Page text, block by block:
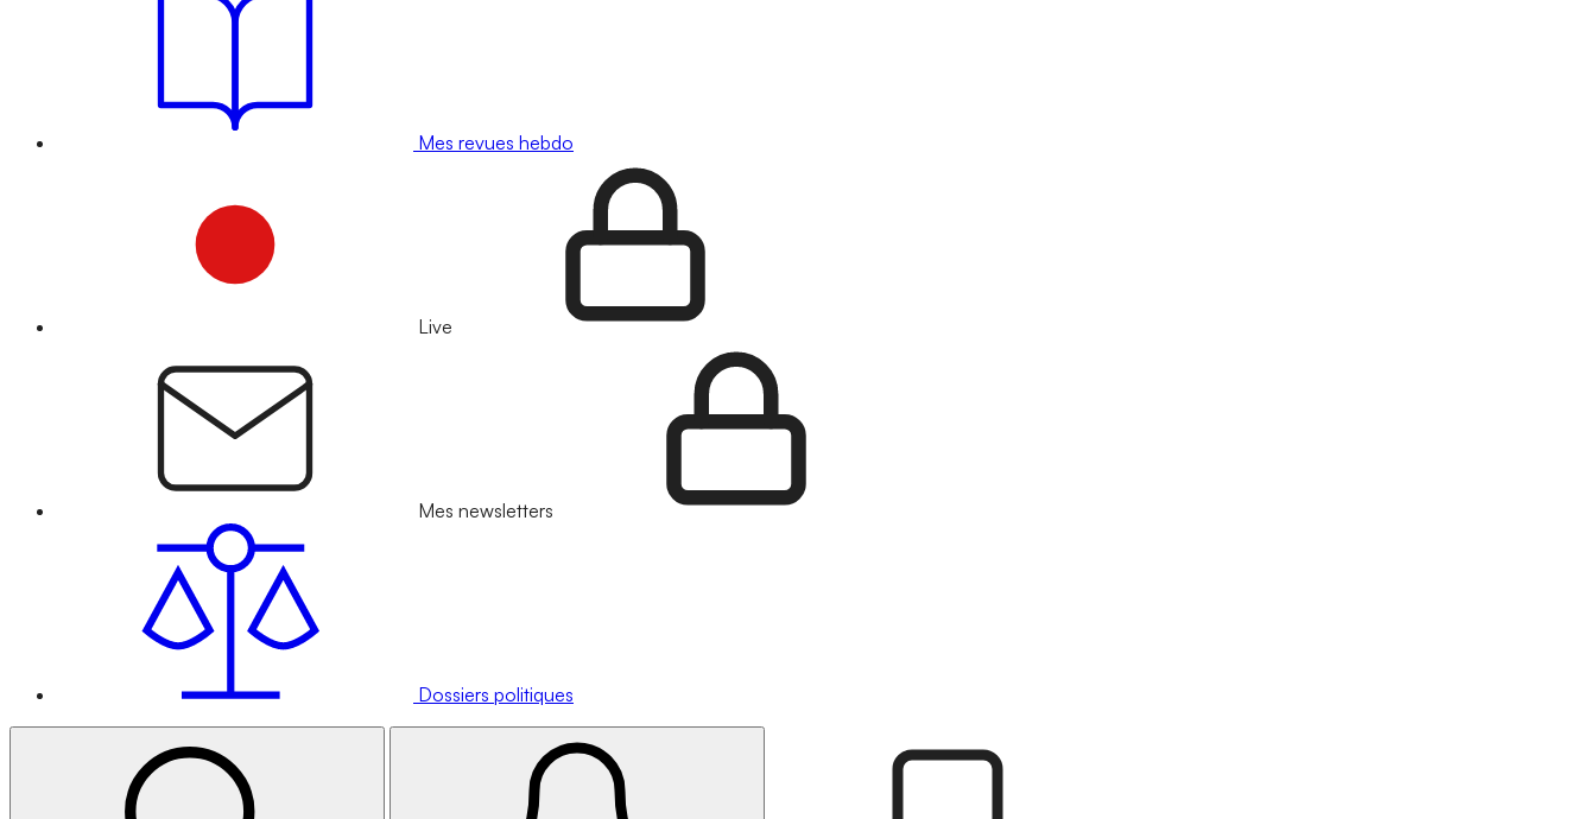
Mes revues hebdo
Live
Mes newsletters
Dossiers politiques